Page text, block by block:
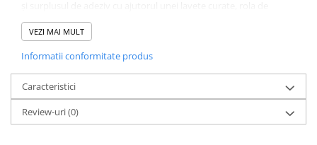
silicon sau spaclu de plastic. Poate fi dezlipit și repozitionat cu
ușurință fără a risca ruperea.
adeziv pastă la găleată, pentru tapet greu. Grosimea tapetului
este de 280gr/mp.
Fototapetul va fi expediat intr-un tub de carton care ii va asigura
protectia la livrare.
VEZI MAI MULT
Informatii conformitate produs
Caracteristici
Review-uri(0)